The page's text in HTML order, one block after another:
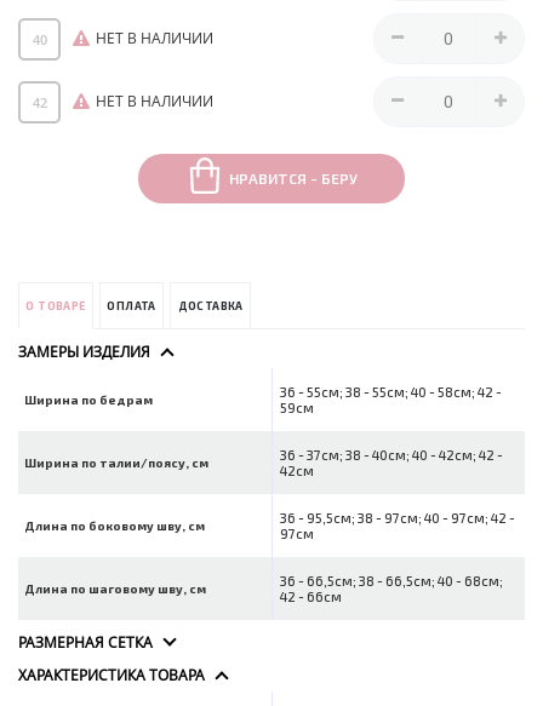
40 НЕТ В НАЛИЧИИ
42 НЕТ В НАЛИЧИИ
НРАВИТСЯ - БЕРУ
О ТОВАРЕ ОПЛАТА ДОСТАВКА
ЗАМЕРЫ ИЗДЕЛИЯ
Ширина по бедрам
36 - 55см; 38 - 55см; 40 - 58см; 42 -
59см
Ширина по талии/поясу, см
36 - 37см; 38 - 40см; 40 - 42см; 42 -
42см
Длина по боковому шву, см
36 - 95,5см; 38 - 97см; 40 - 97см; 42 -
97см
Длина по шаговому шву, см
36 - 66,5см; 38 - 66,5см; 40 - 68см;
42 - 66см
РАЗМЕРНАЯ СЕТКА
ХАРАКТЕРИСТИКА ТОВАРА